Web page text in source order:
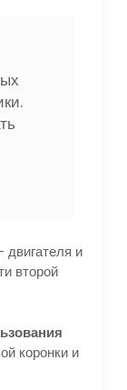
двигателя и
второй
коронки и